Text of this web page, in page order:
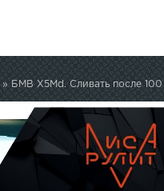
» БМВ Х5Md. Сливать после 100